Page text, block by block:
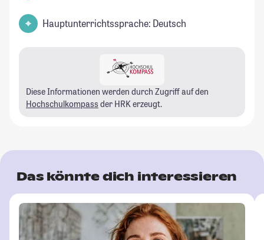
Hauptunterrichtssprache: Deutsch
Diese Informationen werden durch Zugriff auf den
Hochschulkompass der HRK erzeugt.
Das könnte dich interessieren